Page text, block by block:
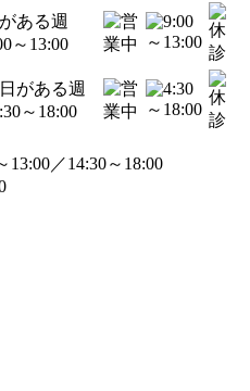
／14:30～18:00